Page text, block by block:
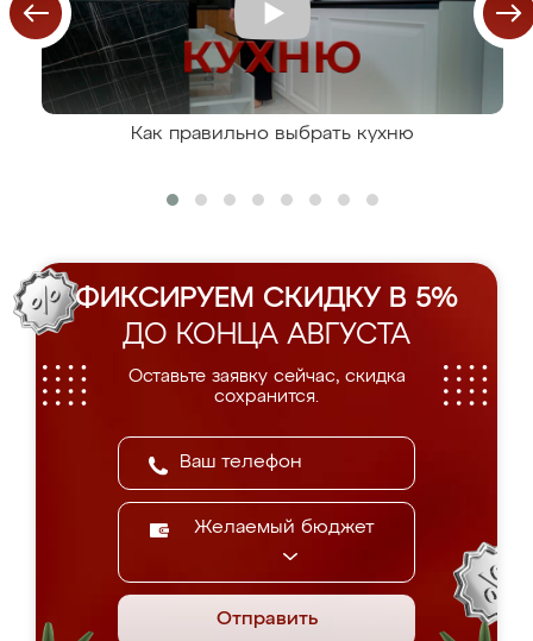
Как правильно выбрать кухню
ФИКСИРУЕМ СКИДКУ В 5%
ДО КОНЦА АВГУСТА
Оставьте заявку сейчас, скидка
сохранится.
Желаемый бюджет
Отправить